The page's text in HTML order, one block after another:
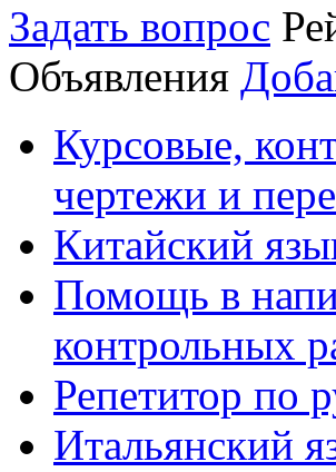
Задать вопрос
Объявления
Курсовые,
чертежи и
Китайский
Помощь в
контрольных
Репетитор по
Итальянский